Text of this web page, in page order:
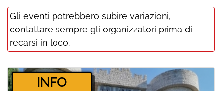
Gli eventi potrebbero subire variazioni,
contattare sempre gli organizzatori prima di
recarsi in loco.
­INFO